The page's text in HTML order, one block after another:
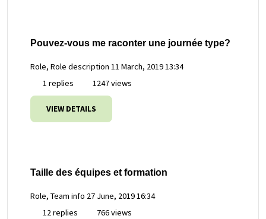
Pouvez-vous me raconter une journée type?
Role, Role description 11 March, 2019 13:34
1 replies
1247 views
VIEW DETAILS
Taille des équipes et formation
Role, Team info 27 June, 2019 16:34
12 replies
766 views